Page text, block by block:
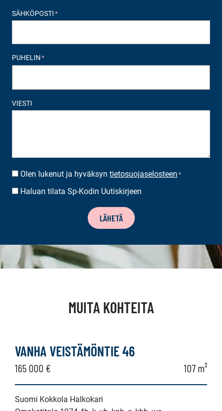
SÄHKÖPOSTI *
PUHELIN *
VIESTI
SUOSTUMUS*
Olen lukenut ja hyväksyn tietosuojaselosteen *
UUTISKIRJEEN
Haluan tilata Sp-Kodin Uutiskirjeen
LÄHETÄ
MUITA KOHTEITA
VANHA VEISTÄMÖNTIE 46
165 000 € 107 m²
Suomi Kokkola Halkokari